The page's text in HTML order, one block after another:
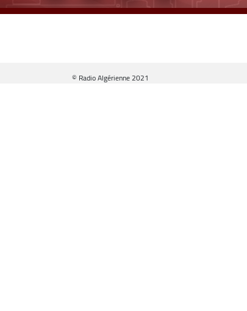
© Radio Algérienne 2021